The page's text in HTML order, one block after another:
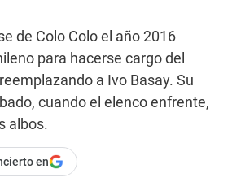
de Colo Colo el año 2016
para hacerse cargo del
a Ivo Basay. Su
cuando el elenco enfrente,
albos.
en